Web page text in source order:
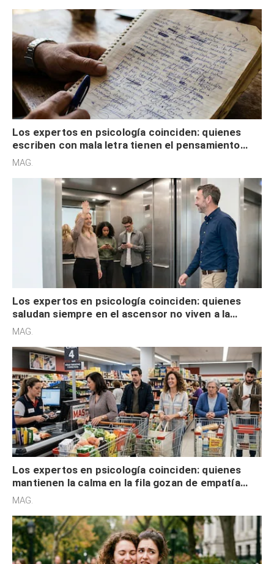
Los expertos en psicología coinciden: quienes
escriben con mala letra tienen el pensamiento
acelerado y no lo hacen por desinterés
MAG.
Los expertos en psicología coinciden: quienes
saludan siempre en el ascensor no viven a la
defensiva y tienen apertura social
MAG.
Los expertos en psicología coinciden: quienes
mantienen la calma en la fila gozan de empatía
cognitiva, gratitud y no solo tienen autocontrol
MAG.